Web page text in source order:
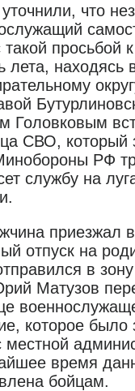
что
просьбой
лета, находясь
Головковым
СВО, который
РФ
службу на
приезжал в
отпуск на
в
Матузов
которое было
местной
время
бойцам.